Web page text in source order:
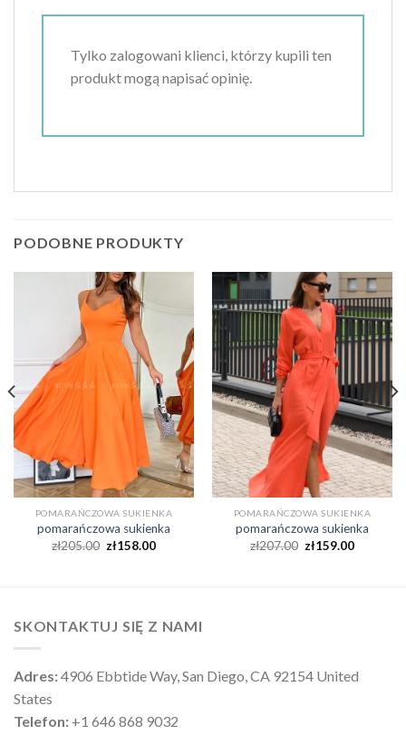
Tylko zalogowani klienci, którzy kupili ten
produkt mogą napisać opinię.
PODOBNE PRODUKTY
POMARAŃCZOWA SUKIENKA
pomarańczowa sukienka
zł205.00 zł158.00
POMARAŃCZOWA SUKIENKA
pomarańczowa sukienka
zł207.00 zł159.00
SKONTAKTUJ SIĘ Z NAMI
Adres:4906 Ebbtide Way, San Diego, CA 92154 United
States
Telefon: +1 646 868 9032